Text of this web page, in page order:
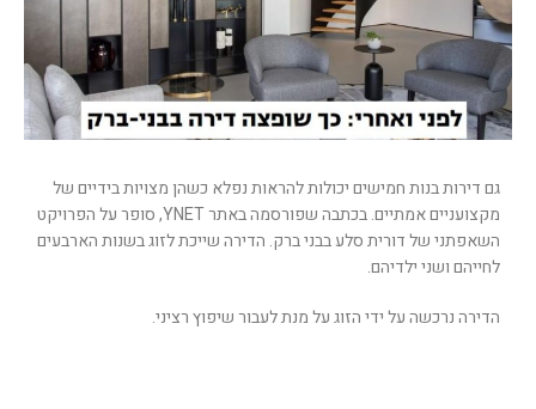
גם דירות בנות חמישים יכולות להראות נפלא כשהן מצויות בידיים של
מקצועניים אמתיים. בכתבה שפורסמה באתר YNET, סופר על הפרויקט
השאפתני של דורית סלע בבני ברק. הדירה שייכת לזוג בשנות הארבעים
לחייהם ושני ילדיהם.
הדירה נרכשה על ידי הזוג על מנת לעבור שיפוץ רציני.